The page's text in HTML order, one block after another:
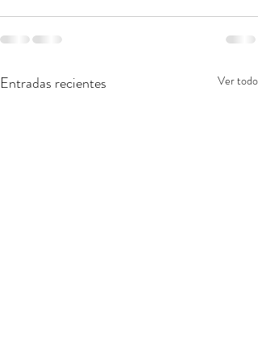
Entradas recientes Ver todo